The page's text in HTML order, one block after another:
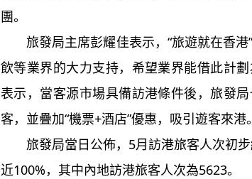
團。
旅發局主席彭耀佳表示，“旅遊就在香港
飲等業界的大力支持，希望業界能借此計
表示，當客源市場具備訪港條件後，旅發
客，並疊加“機票+酒店”優惠，吸引遊客來港。
旅發局當日公佈，5月訪港旅客人次初步
近100%，其中內地訪港旅客人次為5623。